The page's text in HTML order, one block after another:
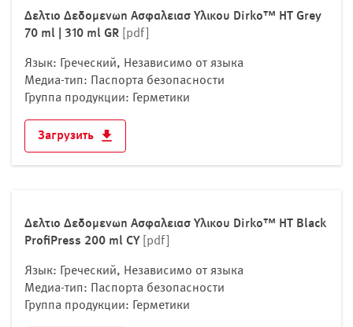
Δελτιο Δεδομενωn Ασφαλειασ Υλικου Dirko™ HT Grey
70 ml | 310 ml GR
[pdf]
Язык: Греческий, Независимо от языка
Медиа-тип: Паспорта безопасности
Группа продукции: Герметики
Загрузить
Δελτιο Δεδομενωn Ασφαλειασ Υλικου Dirko™ HT Black
ProfiPress 200 ml CY
[pdf]
Язык: Греческий, Независимо от языка
Медиа-тип: Паспорта безопасности
Группа продукции: Герметики